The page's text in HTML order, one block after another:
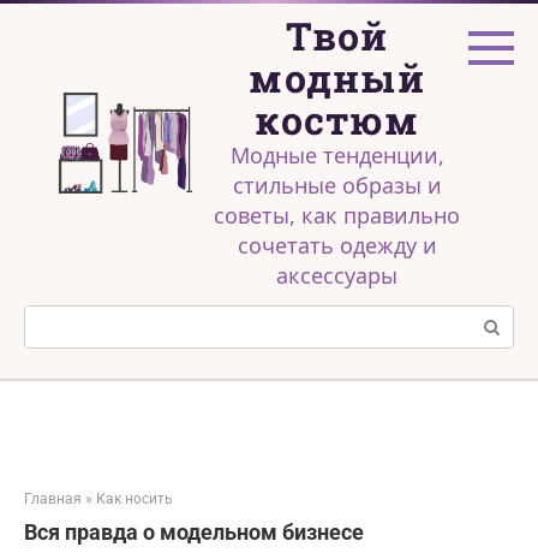
Перейти
Твой
модный
костюм
Модные тенденции,
стильные образы и
советы, как правильно
сочетать одежду и
аксессуары
Поиск:
Главная » Как носить
Вся правда о модельном бизнесе